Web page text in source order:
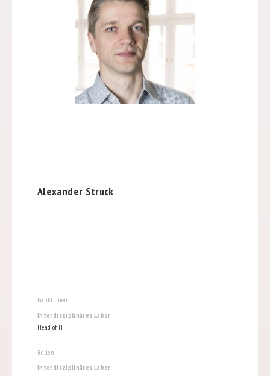
Alexander Struck
Funktionen:
Interdisziplinäres Labor
Head of IT
Rollen:
Interdisziplinäres Labor